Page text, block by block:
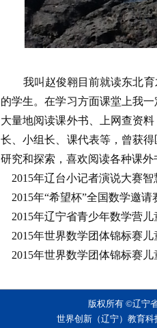
我叫赵俊翱目前就读东北
的学生。在学习方面课堂上我
大量地阅读课外书、上网查资
长、小组长、课代表等，曾获
研究和探索，喜欢阅读各种课
2015年辽台小记者演说大赛智
2015年“希望杯”全国数学邀请
2015年辽宁省青少年数学营儿
2015年世界数学团体锦标赛儿
2015年世界数学团体锦标赛儿
版权所有 ©辽宁
世界创新（辽宁）教育